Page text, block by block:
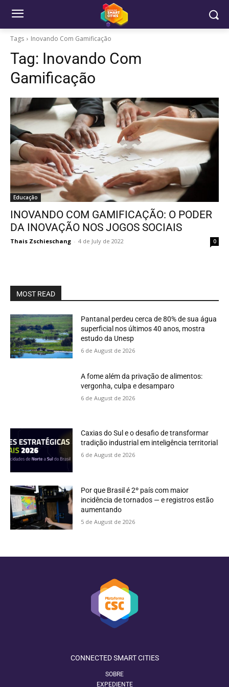
Tags Inovando Com Gamificação
Tag: Inovando Com
Gamificação
Educação
INOVANDO COM GAMIFICAÇÃO: O PODER
DA INOVAÇÃO NOS JOGOS SOCIAIS
Thais Zschieschang - 4 de July de 2022 0
MOST READ
Pantanal perdeu cerca de 80% de sua água
superficial nos últimos 40 anos, mostra
estudo da Unesp
6 de August de 2026
A fome além da privação de alimentos:
vergonha, culpa e desamparo
6 de August de 2026
Caxias do Sul e o desafio de transformar
tradição industrial em inteligência territorial
6 de August de 2026
Por que Brasil é 2º país com maior
incidência de tornados — e registros estão
aumentando
5 de August de 2026
CONNECTED SMART CITIES
SOBRE
EXPEDIENTE